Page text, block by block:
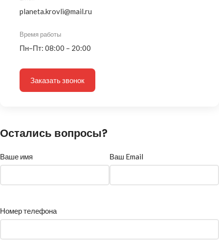
planeta.krovli@mail.ru
Время работы
Пн–Пт: 08:00 – 20:00
Заказать звонок
Остались вопросы?
Ваше имя Ваш Email
Номер телефона